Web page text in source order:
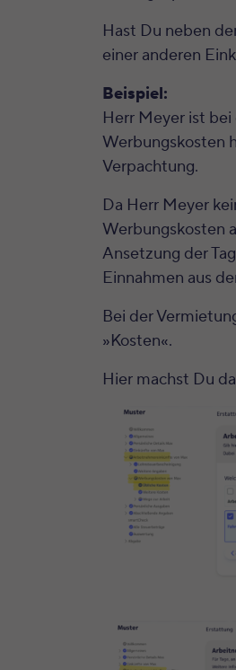
Hast Du neben
einer anderen
Beispiel:
Herr Meyer ist bei
Werbungskosten
Verpachtung.
Da Herr Meyer
Werbungskosten
Ansetzung der
Einnahmen aus
Bei der
»Kosten«.
Hier machst Du